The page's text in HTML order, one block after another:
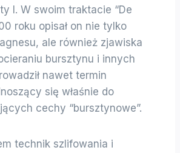
I. W swoim traktacie “De
roku opisał on nie tylko
ale również zjawiska
bursztynu i innych
nawet termin
się właśnie do
cechy “bursztynowe”.
technik szlifowania i